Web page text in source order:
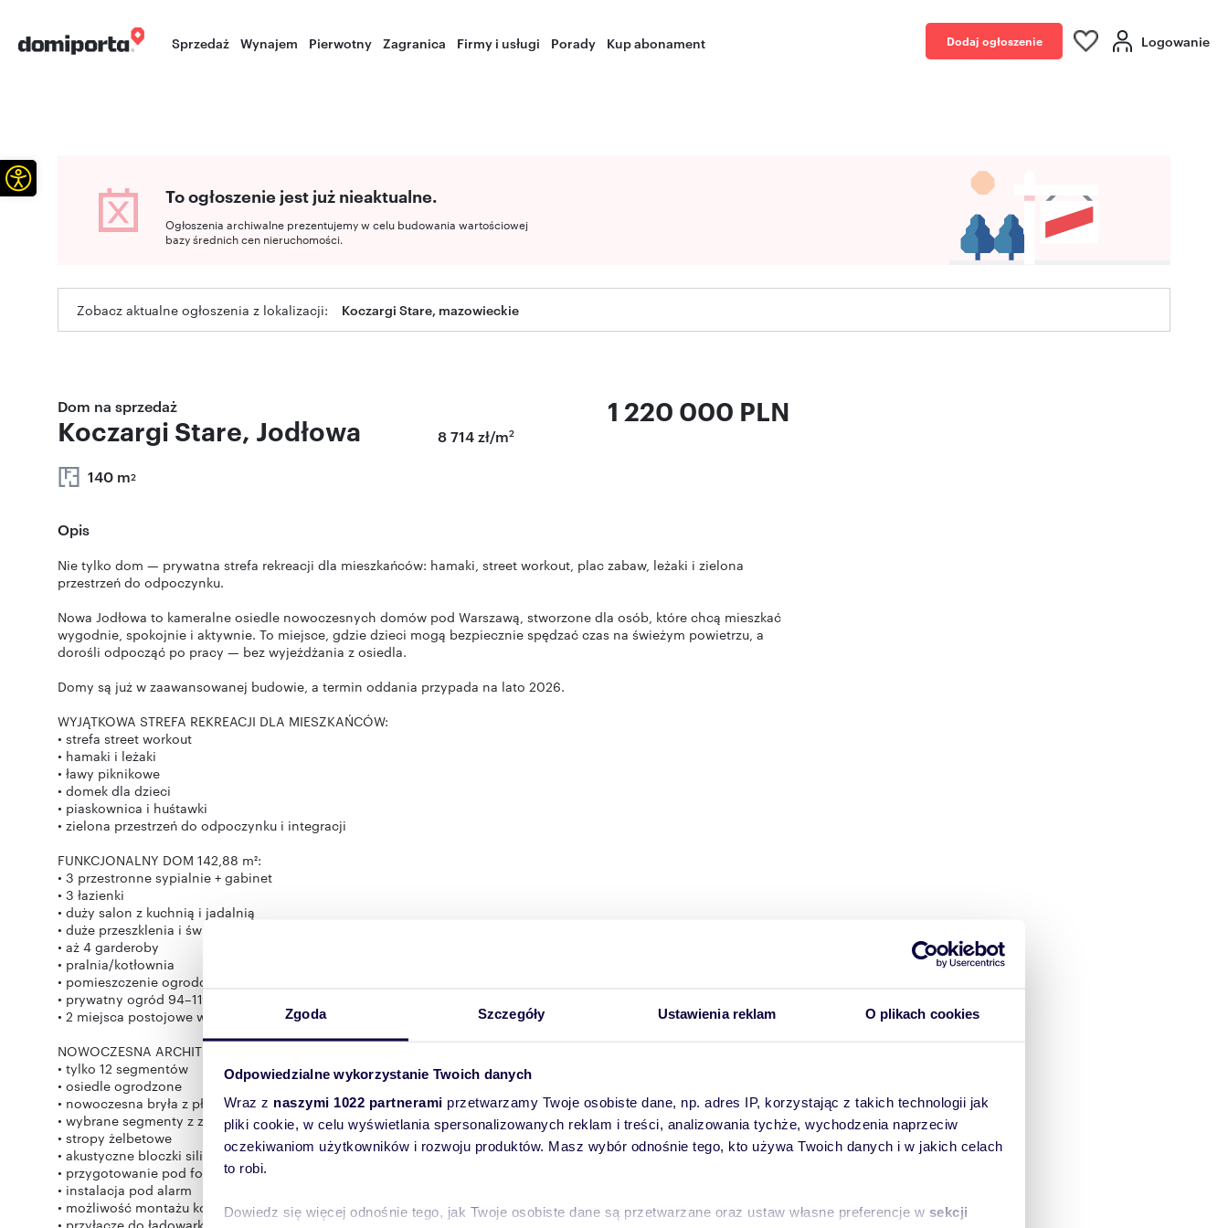
Zgoda Szczegóły Ustawienia reklam O plikach cookies
Odpowiedzialne wykorzystanie Twoich danych
Wraz z naszymi 1022 partnerami przetwarzamy Twoje osobiste dane, np. adres IP, korzystając z takich technologii jak
pliki cookie, w celu wyświetlania spersonalizowanych reklam i treści, analizowania tychże, wychodzenia naprzeciw
oczekiwaniom użytkowników i rozwoju produktów. Masz wybór odnośnie tego, kto używa Twoich danych i w jakich celach
to robi.
Dowiedz się więcej odnośnie tego, jak Twoje osobiste dane są przetwarzane oraz ustaw własne preferencje w sekcji
Sprzedaż Wynajem Pierwotny Zagranica Firmy i usługi Porady Kup abonament Dodaj ogłoszenie Logowanie
To ogłoszenie jest już nieaktualne.
Ogłoszenia archiwalne prezentujemy w celu budowania wartościowej
bazy średnich cen nieruchomości.
Zobacz aktualne ogłoszenia z lokalizacji: Koczargi Stare, mazowieckie
Dom na sprzedaż
Koczargi Stare, Jodłowa
140 m2
1 220 000 PLN
8 714 zł/m2
Opis
Nie tylko dom — prywatna strefa rekreacji dla mieszkańców: hamaki, street workout, plac zabaw, leżaki i zielona
przestrzeń do odpoczynku.
Nowa Jodłowa to kameralne osiedle nowoczesnych domów pod Warszawą, stworzone dla osób, które chcą mieszkać
wygodnie, spokojnie i aktywnie. To miejsce, gdzie dzieci mogą bezpiecznie spędzać czas na świeżym powietrzu, a
dorośli odpocząć po pracy — bez wyjeżdżania z osiedla.
Domy są już w zaawansowanej budowie, a termin oddania przypada na lato 2026.
WYJĄTKOWA STREFA REKREACJI DLA MIESZKAŃCÓW:
• strefa street workout
• hamaki i leżaki
• ławy piknikowe
• domek dla dzieci
• piaskownica i huśtawki
• zielona przestrzeń do odpoczynku i integracji
FUNKCJONALNY DOM 142,88 m²:
• 3 przestronne sypialnie + gabinet
• 3 łazienki
• duży salon z kuchnią i jadalnią
• duże przeszklenia i świetne doświetlenie wnętrz
• aż 4 garderoby
• pralnia/kotłownia
• pomieszczenie ogrodowe
• prywatny ogród 94–111 m²
• 2 miejsca postojowe w cenie
NOWOCZESNA ARCHITEKTURA I WYSOKI STANDARD:
• tylko 12 segmentów
• osiedle ogrodzone
• nowoczesna bryła z płaskimi dachami
• wybrane segmenty z zielonym dachem
• stropy żelbetowe
• akustyczne bloczki silikatowe
• przygotowanie pod fotowoltaikę
• instalacja pod alarm
• możliwość montażu kominka
• przyłącze do ładowarki auta elektrycznego
Otwórz pasek narzędzi